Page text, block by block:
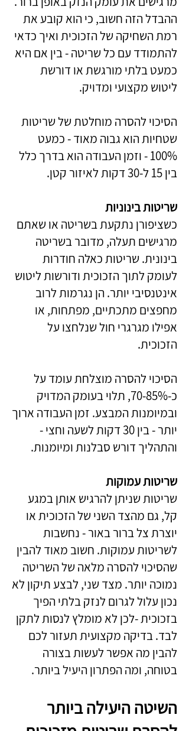
ההבדל הזה חשוב, כי הוא קובע את
רמת השחיקה של הזכוכית ואיך כדאי
להתמודד עם כל שריטה - בין אם היא
כמעט בלתי מורגשת או דורשת
ליטוש מקצועי ומדויק.
הסיכוי להסרה מוחלטת של שריטות
שטחיות הוא גבוה מאוד - כמעט
100% - וזמן העבודה הוא בדרך כלל
בין 15 ל-30 דקות לאיזור קטן.
שריטות בינוניות
כשציפורן נתקעת בשריטה או שאתם
מרגישים תעלה, מדובר בשריטה
בינונית. שריטות כאלה חודרות
לעומק לתוך הזכוכית ודורשות ליטוש
אינטנסיבי יותר. הן נגרמות לרוב
מחפצים מתכתיים, מפתחות, או
אפילו מגרגרי חול שנלחצו על
הזכוכית.
הסיכוי להסרה מוצלחת עומד על
כ-70-85%, תלוי בעומק המדויק
ובמיומנות המבצע. זמן העבודה ארוך
יותר - בין 30 דקות לשעה וחצי -
והתהליך דורש סבלנות ומיומנות.
שריטות עמוקות
שריטות שניתן להרגיש אותן במגע
קל, גם מהצד השני של הזכוכית או
יוצרת צל ברור באור - נחשבות
לשריטות עמוקות. חשוב מאוד להבין
שהסיכוי להסרה מלאה של השריטה
נמוכה יותר. מצד שני, לבצע תיקון לא
נכון עלול לגרום לנזק בלתי הפיך
בזכוכית -לכן לא מומלץ לנסות לתקן
לבד. בדיקה מקצועית תעזור לכם
להבין מה אפשר לעשות בצורה
בטוחה, ומה הפתרון היעיל ביותר.
השיטה היעילה ביותר